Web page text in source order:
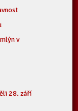
v
28. září